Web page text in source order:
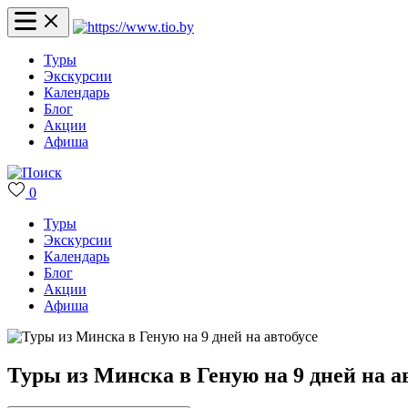
Туры
Экскурсии
Календарь
Блог
Акции
Афиша
0
Туры
Экскурсии
Календарь
Блог
Акции
Афиша
Туры из Минска в Геную на 9 дней на